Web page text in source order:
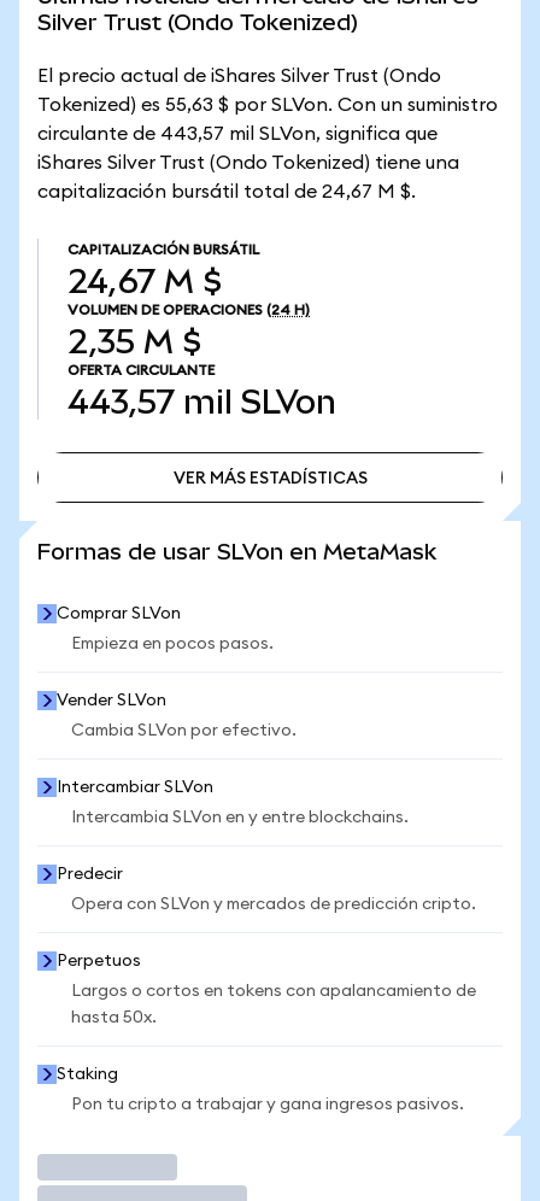
Silver Trust (Ondo Tokenized)
El precio actual de iShares Silver Trust (Ondo
Tokenized) es 55,63 $ por SLVon. Con un suministro
circulante de 443,57 mil SLVon, significa que
iShares Silver Trust (Ondo Tokenized) tiene una
capitalización bursátil total de 24,67 M $.
CAPITALIZACIÓN BURSÁTIL
24,67 M $
VOLUMEN DE OPERACIONES (24 H)
2,35 M $
OFERTA CIRCULANTE
443,57 mil SLVon
VER MÁS ESTADÍSTICAS
Formas de usar SLVon en MetaMask
Comprar SLVon
Empieza en pocos pasos.
Vender SLVon
Cambia SLVon por efectivo.
Intercambiar SLVon
Intercambia SLVon en y entre blockchains.
Predecir
Opera con SLVon y mercados de predicción cripto.
Perpetuos
Largos o cortos en tokens con apalancamiento de
hasta 50x.
Staking
Pon tu cripto a trabajar y gana ingresos pasivos.